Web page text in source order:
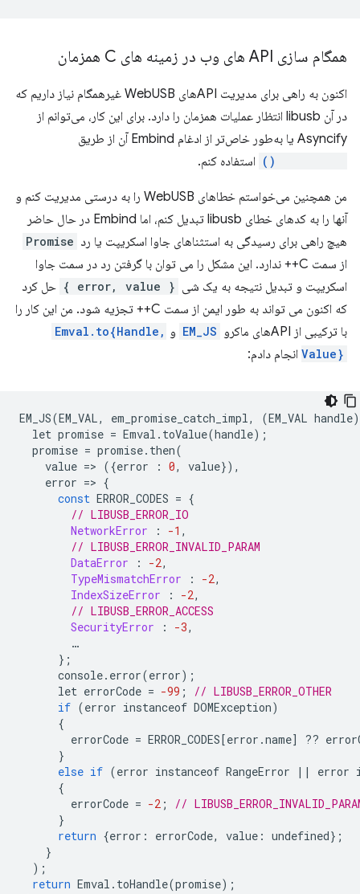
همگام سازی API های وب در زمینه های C همزمان
اکنون به راهی برای مدیریت APIهای WebUSB غیرهمگام نیاز داریم که
در آن libusb انتظار عملیات همزمان را دارد. برای این کار، می‌توانم از
Asyncify یا به‌طور خاص‌تر از ادغام Embind آن از طریق
استفاده کنم.
من همچنین می‌خواستم خطاهای WebUSB را به درستی مدیریت کنم و
آنها را به کدهای خطای libusb تبدیل کنم، اما Embind در حال حاضر
هیچ راهی برای رسیدگی به استثناهای جاوا اسکریپت یا رد Promise
از سمت C++ ندارد. این مشکل را می توان با گرفتن رد در سمت جاوا
اسکریپت و تبدیل نتیجه به یک شی { error, value }
حل کرد
که اکنون می تواند به طور ایمن از سمت C++ تجزیه شود. من این کار را
با ترکیبی از APIهای ماکرو
EM_JS و Emval.to{Handle,
Value} انجام دادم:
EM_JS(EM_VAL, em_promise_catch_impl, (EM_VAL handle
let promise = Emval . toValue(handle);
promise = promise. then(
value => ({error : 0, value}),
error => {
const ERROR_CODES = {
// LIBUSB_ERROR_IO
NetworkError
: -1 ,
// LIBUSB_ERROR_INVALID_PARAM
DataError
: -2,
TypeMismatchError
: -2,
IndexSizeError
: -2,
// LIBUSB_ERROR_ACCESS
SecurityError
: -3,
…
};
console. error(error);
let errorCode = -99 ;
// LIBUSB_ERROR_OTHER
if (error instanceof DOMException)
{
errorCode = ERROR_CODES [error .name] ??
}
else if (error instanceof RangeError || error
{
errorCode = -2 ;
//
}
return {error : errorCode, value : undefined};
}
);
return Emval . toHandle(promise);